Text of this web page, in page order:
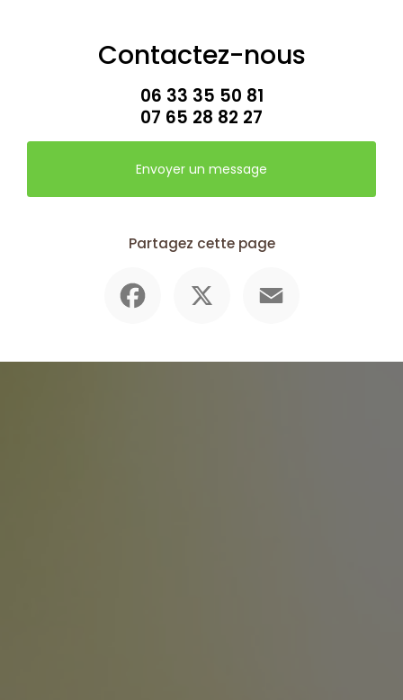
Contactez-nous
06 33 35 50 81
07 65 28 82 27
Envoyer un message
Partagez cette page